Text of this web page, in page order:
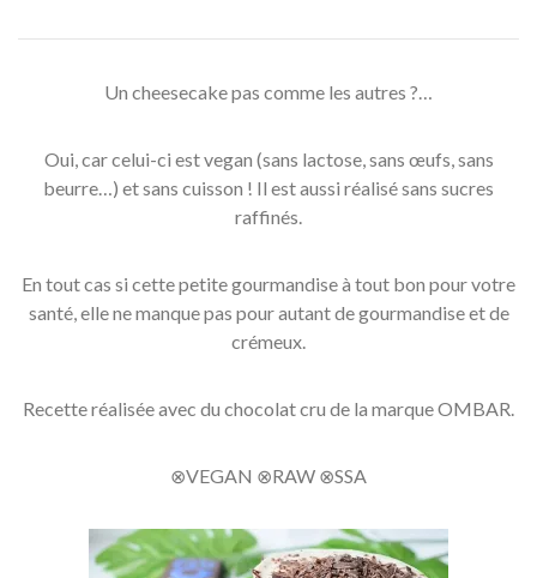
Un cheesecake pas comme les autres ?…
Oui, car celui-ci est vegan (sans lactose, sans œufs, sans
beurre…) et sans cuisson ! Il est aussi réalisé sans sucres
raffinés.
En tout cas si cette petite gourmandise à tout bon pour votre
santé, elle ne manque pas pour autant de gourmandise et de
crémeux.
Recette réalisée avec du chocolat cru de la marque OMBAR.
⊗VEGAN ⊗RAW ⊗SSA